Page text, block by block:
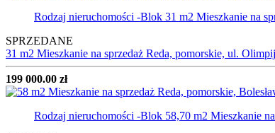
Rodzaj nieruchomości -Blok 31 m2 Mieszkanie na
SPRZEDANE
31 m2 Mieszkanie na sprzedaż Reda, pomorskie, ul.
199 000.00 zł
Rodzaj nieruchomości -Blok 58,70 m2 Mieszkanie